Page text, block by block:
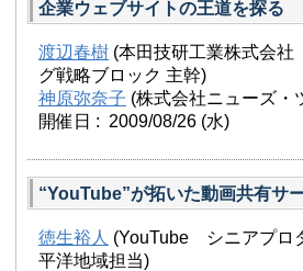
企業ウェブサイトの王道を探る
渡辺春樹 (本田技研工業株式会
グ戦略ブロック 主幹)
神原弥奈子 (株式会社ニューズ・
開催日 : 2009/08/26 (水)
“YouTube”が拓いた動画共有サ
徳生裕人 (YouTube シニアプロ
平洋地域担当)